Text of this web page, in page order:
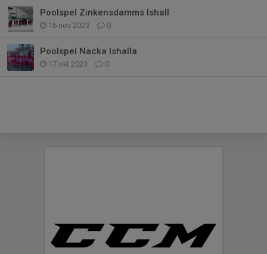
Poolspel Zinkensdamms Ishall
16 nov 2023 0
Poolspel Nacka Ishalla
17 okt 2023 0